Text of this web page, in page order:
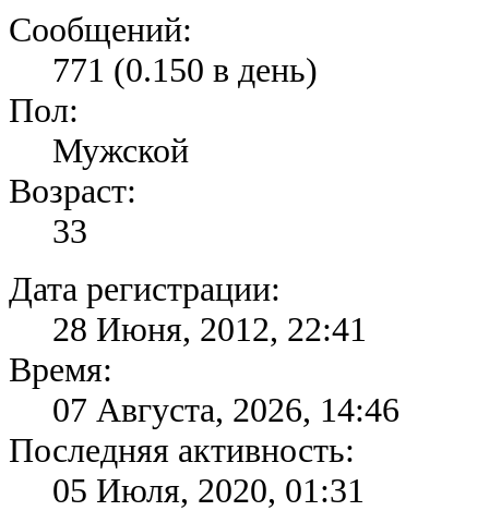
Сообщений:
771 (0.150 в день)
Пол:
Мужской
Возраст:
33
Дата регистрации:
28 Июня, 2012, 22:41
Время:
07 Августа, 2026, 14:46
Последняя активность:
05 Июля, 2020, 01:31